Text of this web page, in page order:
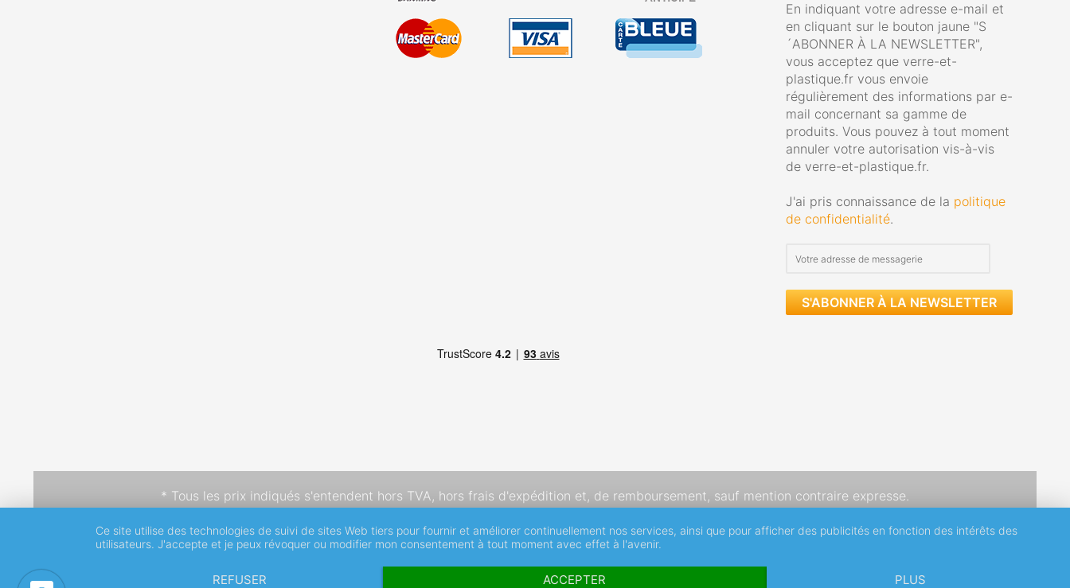
En indiquant votre adresse e-mail et
en cliquant sur le bouton jaune "S
´ABONNER À LA NEWSLETTER",
vous acceptez que verre-et-
plastique.fr vous envoie
régulièrement des informations par e-
mail concernant sa gamme de
produits. Vous pouvez à tout moment
annuler votre autorisation vis-à-vis
de verre-et-plastique.fr.
J'ai pris connaissance de la politique
de confidentialité.
S'ABONNER À LA NEWSLETTER
* Tous les prix indiqués s'entendent hors TVA, hors frais d'expédition et, de remboursement, sauf mention contraire expresse.
Ce site utilise des technologies de suivi de sites Web tiers pour fournir et améliorer continuellement nos services, ainsi que pour afficher des publicités en fonction des intérêts des
utilisateurs. J'accepte et je peux révoquer ou modifier mon consentement à tout moment avec effet à l'avenir.
REFUSER ACCEPTER PLUS